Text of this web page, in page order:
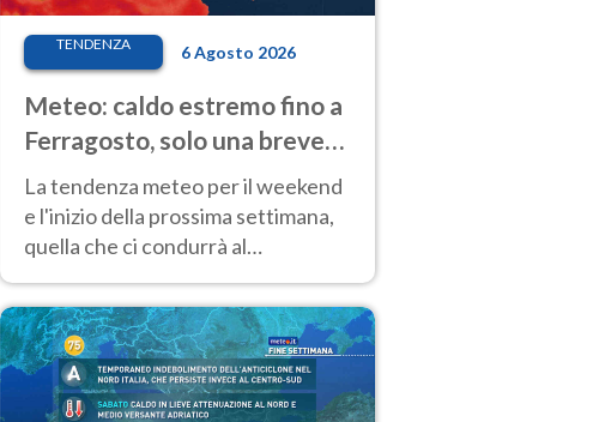
TENDENZA 6 Agosto 2026
Meteo: caldo estremo fino a
Ferragosto, solo una breve
pausa. Ecco dove
La tendenza meteo per il weekend
e l'inizio della prossima settimana,
quella che ci condurrà al
temperature molto elevate